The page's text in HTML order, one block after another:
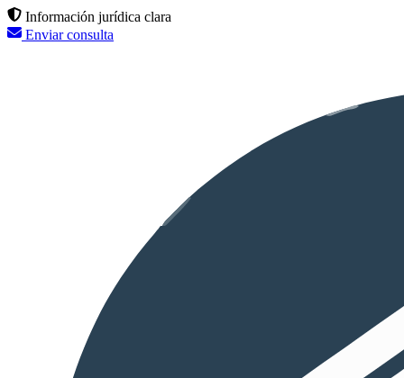
Información jurídica clara
Enviar consulta